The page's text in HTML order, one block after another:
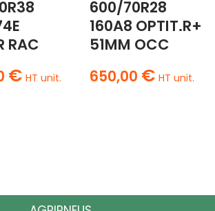
RAC
€ HT unit.
600/70R28
160A8 OPTIT.R+
51MM OCC
650,00 € HT unit.